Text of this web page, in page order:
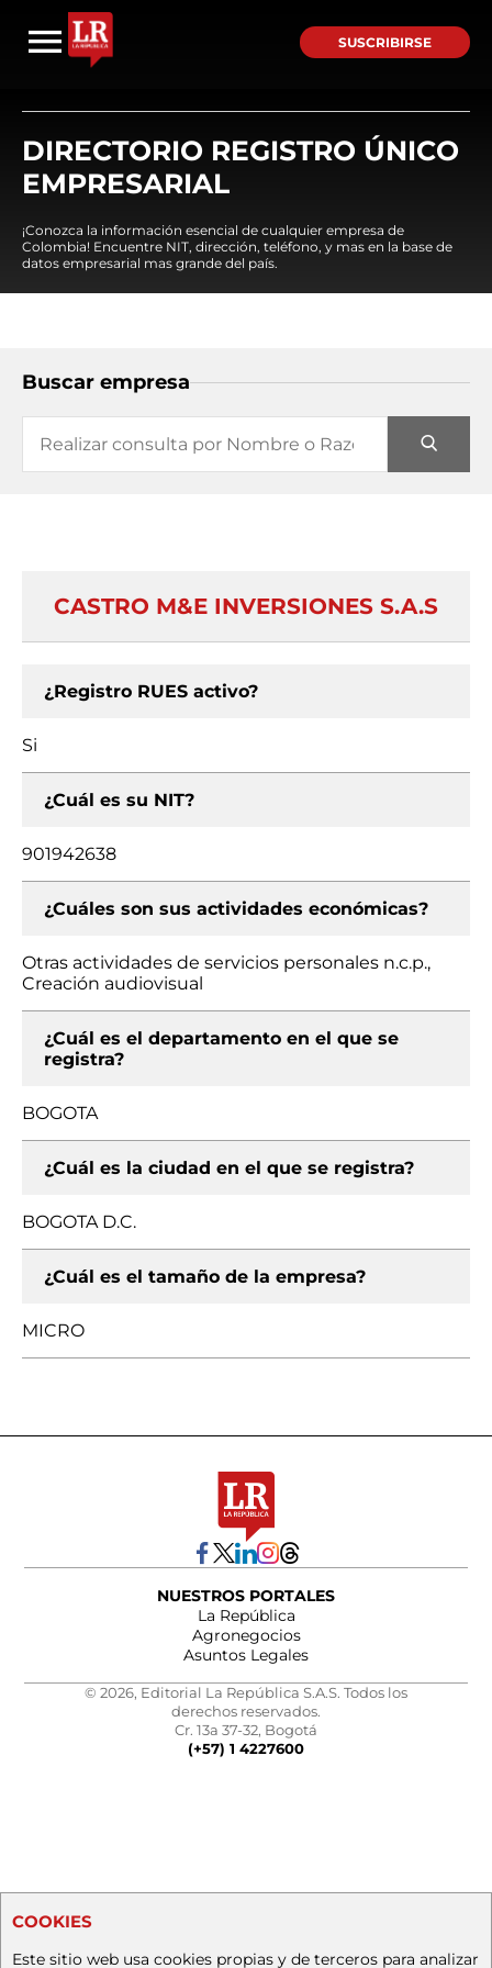
SUSCRIBIRSE
DIRECTORIO REGISTRO ÚNICO
EMPRESARIAL
¡Conozca la información esencial de cualquier empresa de
Colombia! Encuentre NIT, dirección, teléfono, y mas en la base de
datos empresarial mas grande del país.
Buscar empresa
CASTRO M&E INVERSIONES S.A.S
¿Registro RUES activo?
Si
¿Cuál es su NIT?
901942638
¿Cuáles son sus actividades económicas?
Otras actividades de servicios personales n.c.p.,
Creación audiovisual
¿Cuál es el departamento en el que se
registra?
BOGOTA
¿Cuál es la ciudad en el que se registra?
BOGOTA D.C.
¿Cuál es el tamaño de la empresa?
MICRO
NUESTROS PORTALES
La República
Agronegocios
Asuntos Legales
© 2026, Editorial La República S.A.S. Todos los
derechos reservados.
Cr. 13a 37-32, Bogotá
(+57) 1 4227600
COOKIES
Este sitio web usa cookies propias y de terceros para analizar